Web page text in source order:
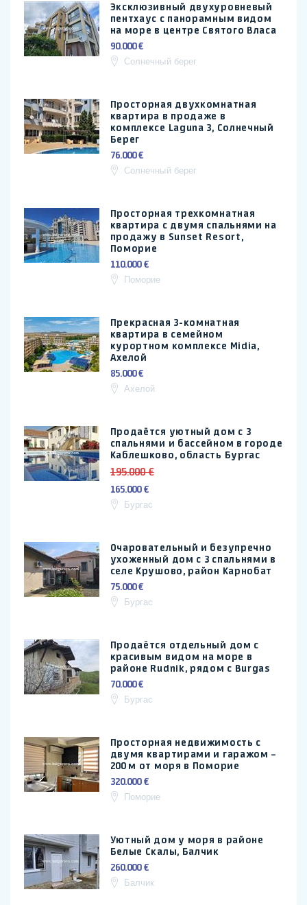
Эксклюзивный двухуровневый
пентхаус с панорамным видом
на море в центре Святого Власа
90.000 €
Солнечный берег
Просторная двухкомнатная
квартира в продаже в
комплексе Laguna 3, Солнечный
Берег
76.000 €
Солнечный берег
Просторная трехкомнатная
квартира с двумя спальнями на
продажу в Sunset Resort,
Поморие
110.000 €
Поморие
Прекрасная 3-комнатная
квартира в семейном
курортном комплексе Midia,
Ахелой
85.000 €
Ахелой
Продаётся уютный дом с 3
спальнями и бассейном в городе
Каблешково, область Бургас
195.000 €
165.000 €
Бургас
Очаровательный и безупречно
ухоженный дом с 3 спальнями в
селе Крушово, район Карнобат
75.000 €
Бургас
Продаётся отдельный дом с
красивым видом на море в
районе Rudnik, рядом с Burgas
70.000 €
Бургас
Просторная недвижимость с
двумя квартирами и гаражом –
200 м от моря в Поморие
320.000 €
Поморие
Уютный дом у моря в районе
Белые Скалы, Балчик
260.000 €
Балчик